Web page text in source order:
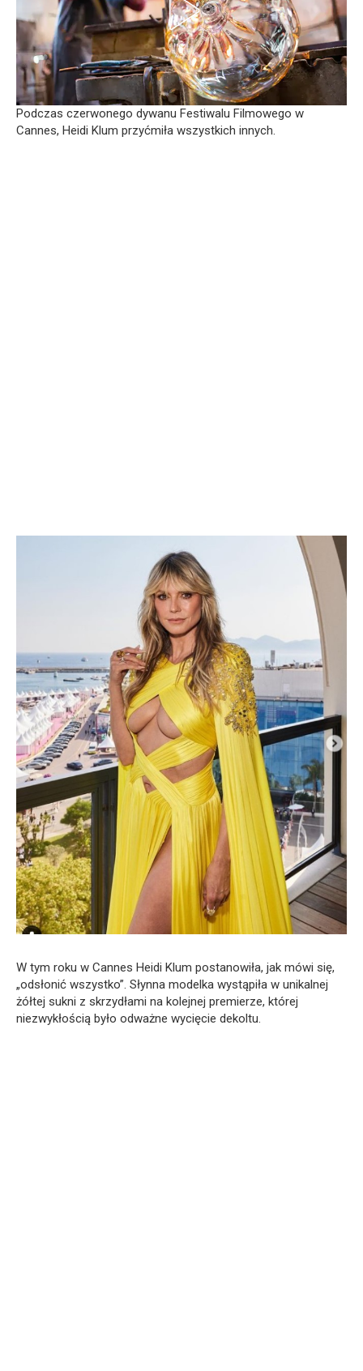
Podczas czerwonego dywanu Festiwalu Filmowego w
Cannes, Heidi Klum przyćmiła wszystkich innych.
W tym roku w Cannes Heidi Klum postanowiła, jak mówi się,
„odsłonić wszystko”. Słynna modelka wystąpiła w unikalnej
żółtej sukni z skrzydłami na kolejnej premierze, której
niezwykłością było odważne wycięcie dekoltu.